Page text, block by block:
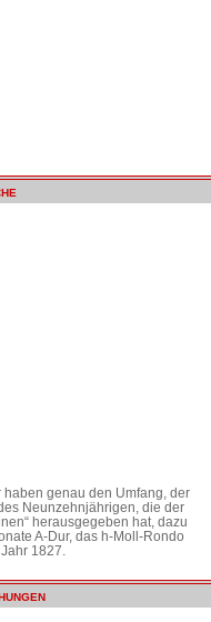
haben genau den Umfang, der
Neunzehnjährigen, die der
herausgegeben hat, dazu
A-Dur, das h-Moll-Rondo
1827.